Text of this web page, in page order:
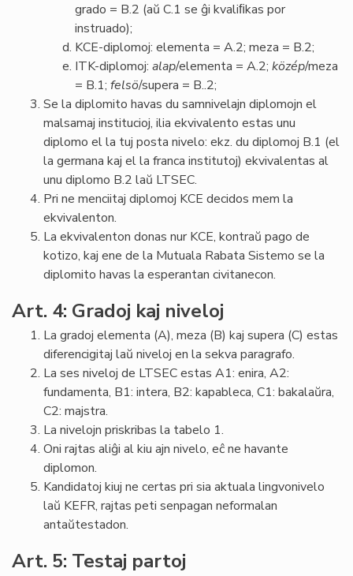
grado = B.2 (aŭ C.1 se ĝi kvaliﬁkas por
instruado);
KCE-diplomoj: elementa = A.2; meza = B.2;
ITK-diplomoj: alap/elementa = A.2; közép/meza
= B.1; felsö/supera = B..2;
Se la diplomito havas du samnivelajn diplomojn el
malsamaj institucioj, ilia ekvivalento estas unu
diplomo el la tuj posta nivelo: ekz. du diplomoj B.1 (el
la germana kaj el la franca institutoj) ekvivalentas al
unu diplomo B.2 laŭ LTSEC.
Pri ne menciitaj diplomoj KCE decidos mem la
ekvivalenton.
La ekvivalenton donas nur KCE, kontraŭ pago de
kotizo, kaj ene de la Mutuala Rabata Sistemo se la
diplomito havas la esperantan civitanecon.
Art. 4: Gradoj kaj niveloj
La gradoj elementa (A), meza (B) kaj supera (C) estas
diferencigitaj laŭ niveloj en la sekva paragrafo.
La ses niveloj de LTSEC estas A1: enira, A2:
fundamenta, B1: intera, B2: kapableca, C1: bakalaŭra,
C2: majstra.
La nivelojn priskribas la tabelo 1.
Oni rajtas aliĝi al kiu ajn nivelo, eĉ ne havante
diplomon.
Kandidatoj kiuj ne certas pri sia aktuala lingvonivelo
laŭ KEFR, rajtas peti senpagan neformalan
antaŭtestadon.
Art. 5: Testaj partoj